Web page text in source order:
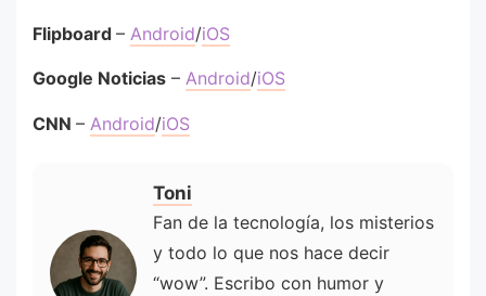
Flipboard – Android/iOS
Google Noticias – Android/iOS
CNN – Android/iOS
Toni
Fan de la tecnología, los misterios
y todo lo que nos hace decir
“wow”. Escribo con humor y